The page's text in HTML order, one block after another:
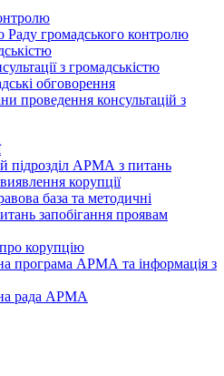
громадського контролю
з громадськістю
обговорення
проведення консультацій з
підрозділ АРМА з питань
корупції
база та методичні
запобігання проявам
корупцію
програма АРМА та інформація з
рада АРМА